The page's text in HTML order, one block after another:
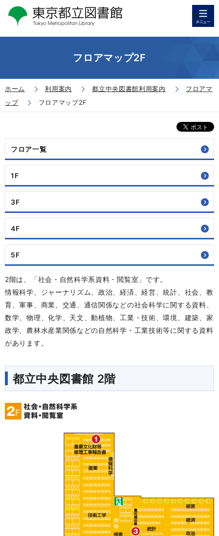
フロアマップ2F
ホーム 利用案内 都立中央図書館利用案内
フロアマ
ップ
フロアマップ2F
フロア一覧
1F
3F
4F
5F
2階は、「社会・自然科学系資料・閲覧室」です。
情報科学、ジャーナリズム、政治、経済、経営、統計、社会、教
育、軍事、商業、交通、通信関係などの社会科学に関する資料、
数学、物理、化学、天文、動植物、工業・技術、環境、建築、家
政学、農林水産業関係などの自然科学・工業技術等に関する資料
があります。
都立中央図書館 2階